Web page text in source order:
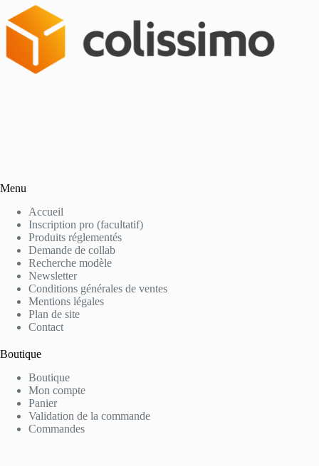
Menu
Accueil
Inscription pro (facultatif)
Produits réglementés
Demande de collab
Recherche modèle
Newsletter
Conditions générales de ventes
Mentions légales
Plan de site
Contact
Boutique
Boutique
Mon compte
Panier
Validation de la commande
Commandes